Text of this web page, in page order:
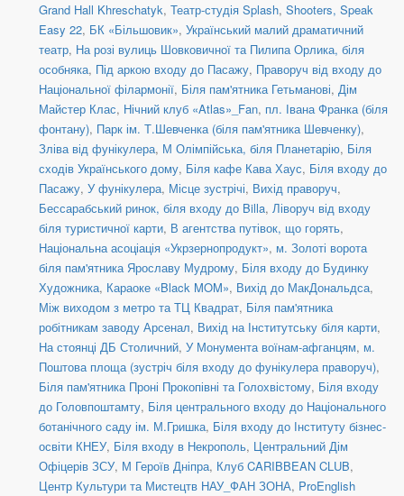
Grand Hall Khreschatyk, Театр-студія Splash, Shooters, Speak
Easy 22, БК «Більшовик», Український малий драматичний
театр, На розі вулиць Шовковичної та Пилипа Орлика, біля
особняка, Під аркою входу до Пасажу, Праворуч від входу до
Національної філармонії, Біля пам'ятника Гетьманові, Дім
Майстер Клас, Нічний клуб «Atlas»_Fan, пл. Івана Франка (біля
фонтану), Парк ім. Т.Шевченка (біля пам'ятника Шевченку),
Зліва від фунікулера, М Олімпійська, біля Планетарію, Біля
сходів Українського дому, Біля кафе Кава Хаус, Біля входу до
Пасажу, У фунікулера, Місце зустрічі, Вихід праворуч,
Бессарабський ринок, біля входу до Billa, Ліворуч від входу
біля туристичної карти, В агентства путівок, що горять,
Національна асоціація «Укрзернопродукт», м. Золоті ворота
біля пам'ятника Ярославу Мудрому, Біля входу до Будинку
Художника, Караоке «Black MOM», Вихід до МакДональдса,
Між виходом з метро та ТЦ Квадрат, Біля пам'ятника
робітникам заводу Арсенал, Вихід на Інститутську біля карти,
На стоянці ДБ Столичний, У Монумента воїнам-афганцям, м.
Поштова площа (зустріч біля входу до фунікулера праворуч),
Біля пам'ятника Проні Прокопівні та Голохвістому, Біля входу
до Головпоштамту, Біля центрального входу до Національного
ботанічного саду ім. М.Гришка, Біля входу до Інституту бізнес-
освіти КНЕУ, Біля входу в Некрополь, Центральний Дім
Офіцерів ЗСУ, М Героїв Дніпра, Клуб CARIBBEAN CLUB,
Центр Культури та Мистецтв НАУ_ФАН ЗОНА, ProEnglish